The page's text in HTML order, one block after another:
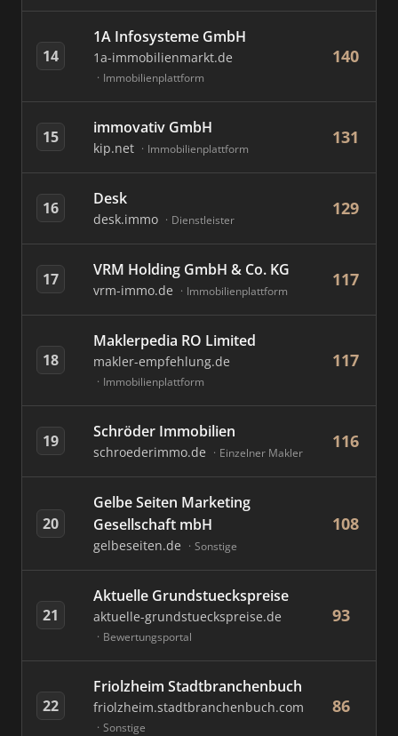
14
1A Infosysteme GmbH
1a-immobilienmarkt.de
Immobilienplattform
140
15 immovativ GmbH
kip.net Immobilienplattform
131
16 Desk
desk.immo Dienstleister
129
17 VRM Holding GmbH & Co. KG
vrm-immo.de Immobilienplattform
117
18
Maklerpedia RO Limited
makler-empfehlung.de
Immobilienplattform
117
19 Schröder Immobilien
schroederimmo.de Einzelner Makler
116
20
Gelbe Seiten Marketing
Gesellschaft mbH
gelbeseiten.de Sonstige
108
21
Aktuelle Grundstueckspreise
aktuelle-grundstueckspreise.de
Bewertungsportal
93
22
Friolzheim Stadtbranchenbuch
friolzheim.stadtbranchenbuch.com
Sonstige
86